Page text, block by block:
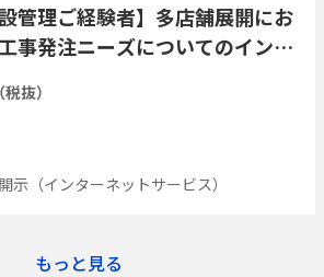
管理ご経験者】多店舗展開にお
事発注ニーズについてのインタ
抜）
示（インターネットサービス）
もっと見る